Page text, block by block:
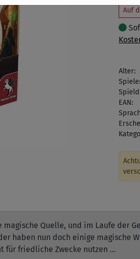
Auf
Alter:
EAN:
Quelle, und im Laufe der
haben nun doch einige magische
für friedliche Zwecke nutzen …